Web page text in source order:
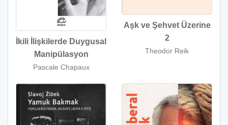
İkili İlişkilerde Duygusal
Manipülasyon
Pascale Chapaux
Aşk ve Şehvet Üzerine
2
Theodor Reik